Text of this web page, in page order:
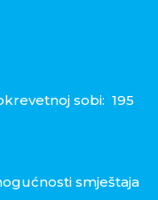
sobi: 195
smještaja